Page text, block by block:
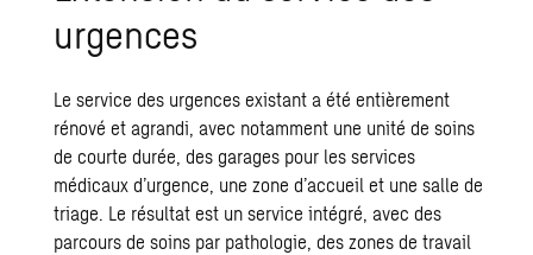
urgences
Le service des urgences existant a été entièrement
rénové et agrandi, avec notamment une unité de soins
de courte durée, des garages pour les services
médicaux d’urgence, une zone d’accueil et une salle de
triage. Le résultat est un service intégré, avec des
parcours de soins par pathologie, des zones de travail